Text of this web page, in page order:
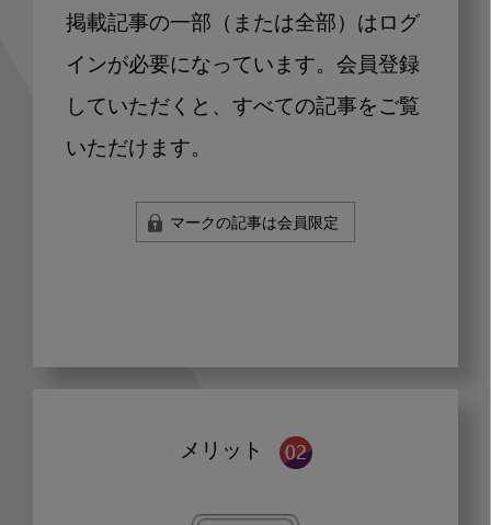
掲載記事の一部（または全部）はログ
インが必要になっています。会員登録
していただくと、すべての記事をご覧
いただけます。
マークの記事は会員限定
メリット